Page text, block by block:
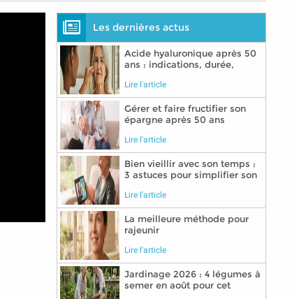
Les dernières actus
Acide hyaluronique après 50
ans : indications, durée,
Lire l'article
Gérer et faire fructifier son
épargne après 50 ans
Lire l'article
Bien vieillir avec son temps :
3 astuces pour simplifier son
nouvelles technologies
Lire l'article
La meilleure méthode pour
rajeunir
Lire l'article
Jardinage 2026 : 4 légumes à
semer en août pour cet